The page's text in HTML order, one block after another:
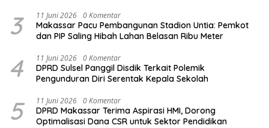
3 11 Juni 2026 0 Komentar
Makassar Pacu Pembangunan Stadion Untia: Pemkot
dan PIP Saling Hibah Lahan Belasan Ribu Meter
4 11 Juni 2026 0 Komentar
DPRD Sulsel Panggil Disdik Terkait Polemik
Pengunduran Diri Serentak Kepala Sekolah
5 11 Juni 2026 0 Komentar
DPRD Makassar Terima Aspirasi HMI, Dorong
Optimalisasi Dana CSR untuk Sektor Pendidikan